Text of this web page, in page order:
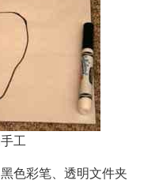
工
色彩笔、透明文件夹